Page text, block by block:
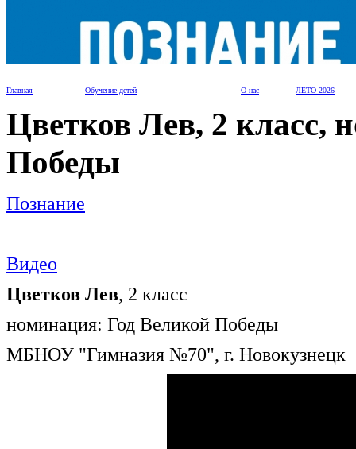
Главная Обучение детей О нас ЛЕТО 2026
Цветков Лев, 2 класс,
Победы
Познание
Видео
Цветков Лев, 2 класс
номинация: Год Великой Победы
МБНОУ "Гимназия №70", г. Новокузнецк